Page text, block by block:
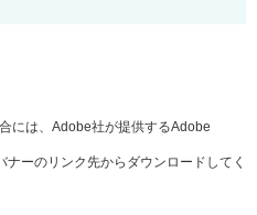
には、Adobe社が提供するAdobe
ーのリンク先からダウンロードしてく